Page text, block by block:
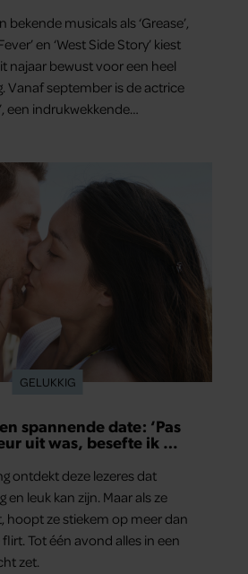
musicals als ‘Grease’,
en ‘West Side Story’ kiest
najaar bewust voor een heel
Vanaf september is de actrice
een indrukwekkende
het publiek ook aan het
GELUKKIG
spannende date: ‘Pas
uit was, besefte ik wat
ontdekt deze lezeres dat
leuk kan zijn. Maar als ze
hoopt ze stiekem op meer dan
Tot één avond alles in een
zet.